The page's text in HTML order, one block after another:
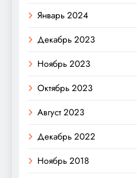
Январь 2024
Декабрь 2023
Ноябрь 2023
Октябрь 2023
Август 2023
Декабрь 2022
Ноябрь 2018